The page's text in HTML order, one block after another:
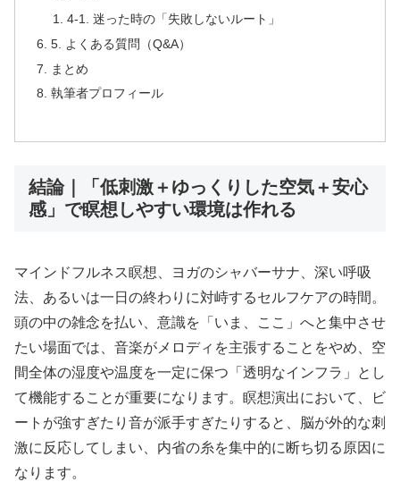
4-1. 迷った時の「失敗しないルート」
5. よくある質問（Q&A）
まとめ
執筆者プロフィール
結論｜「低刺激＋ゆっくりした空気＋安心
感」で瞑想しやすい環境は作れる
マインドフルネス瞑想、ヨガのシャバーサナ、深い呼吸
法、あるいは一日の終わりに対峙するセルフケアの時間。
頭の中の雑念を払い、意識を「いま、ここ」へと集中させ
たい場面では、音楽がメロディを主張することをやめ、空
間全体の湿度や温度を一定に保つ「透明なインフラ」とし
て機能することが重要になります。瞑想演出において、ビ
ートが強すぎたり音が派手すぎたりすると、脳が外的な刺
激に反応してしまい、内省の糸を集中的に断ち切る原因に
なります。